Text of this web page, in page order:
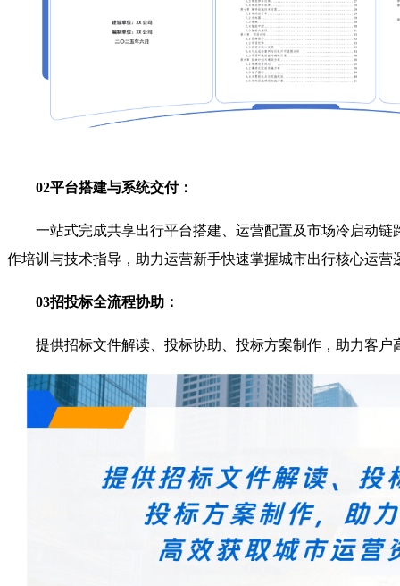
02平台搭建与系统交付：
一站式完成共享出行平台搭建、运营配置及市场冷启动链
作培训与技术指导，助力运营新手快速掌握城市出行核心运营
03招投标全流程协助：
提供招标文件解读、投标协助、投标方案制作，助力客户